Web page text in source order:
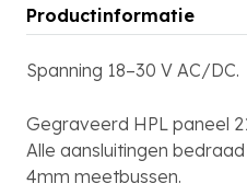
Productinformatie
Spanning 18–30 V AC/DC.
Gegraveerd HPL paneel
Alle aansluitingen
4mm meetbussen.